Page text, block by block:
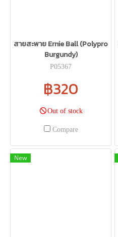
สายสะพาย Ernie Ball (Polypro
Burgundy)
P05367
฿320
Out of stock
Compare
New